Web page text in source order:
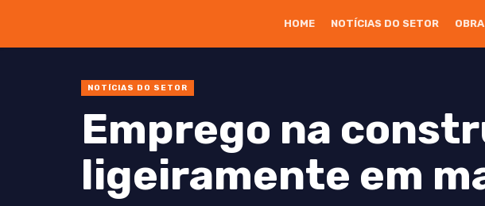
HOME NOTÍCIAS DO SETOR OBRA
NOTÍCIAS DO SETOR
Emprego na
ligeiramente em